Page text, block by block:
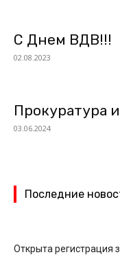
С Днем ВДВ!!!
02.08.2023
Прокуратура
03.06.2024
Последние
Открыта регистрация